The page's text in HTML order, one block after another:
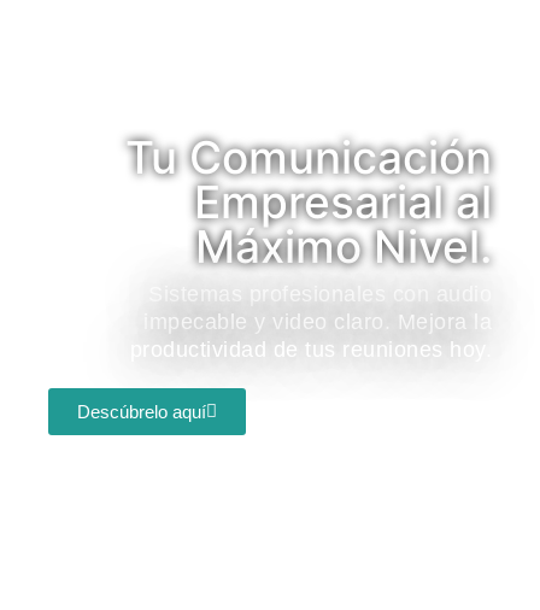
Tu Comunicación
Empresarial al
Máximo Nivel.
Sistemas profesionales con audio
impecable y video claro. Mejora la
productividad de tus reuniones hoy.
Descúbrelo aquí